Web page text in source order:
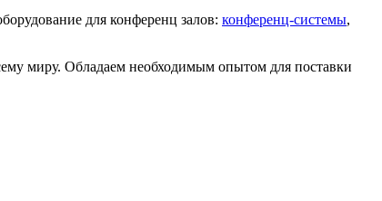
для конференц залов: конференц-системы,
миру. Обладаем необходимым опытом для поставки